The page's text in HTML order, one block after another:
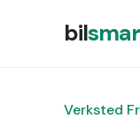
bil
Verksted